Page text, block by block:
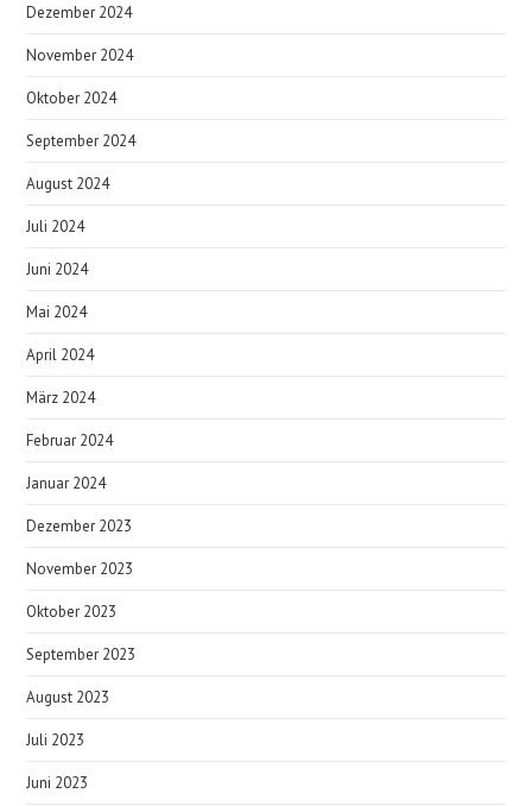
Dezember 2024
November 2024
Oktober 2024
September 2024
August 2024
Juli 2024
Juni 2024
Mai 2024
April 2024
März 2024
Februar 2024
Januar 2024
Dezember 2023
November 2023
Oktober 2023
September 2023
August 2023
Juli 2023
Juni 2023